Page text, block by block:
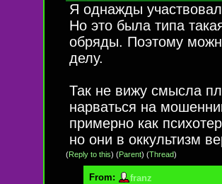
Я однажды
Но это была типа
обряды. Поэтому
делу.
Так не вижу смысла
нарваться на
примерно как
но они в оккультизм
(Reply to this) (Parent) (Thread)
From:
franz